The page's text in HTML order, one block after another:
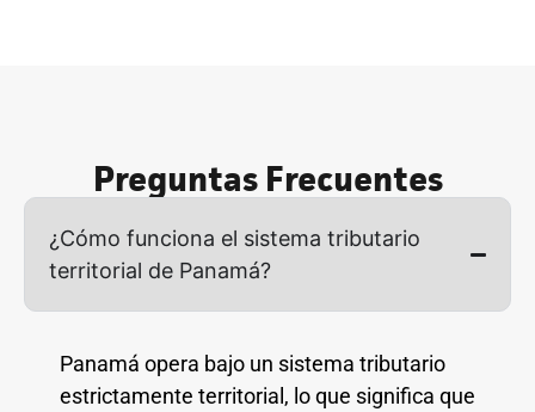
Preguntas Frecuentes
¿Cómo funciona el sistema tributario
territorial de Panamá?
Panamá opera bajo un sistema tributario
estrictamente territorial, lo que significa que